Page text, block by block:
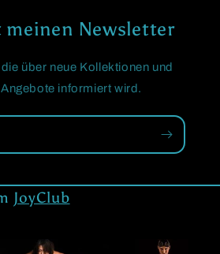
Newsletter
über neue Kollektionen und
informiert wird.
JoyClub